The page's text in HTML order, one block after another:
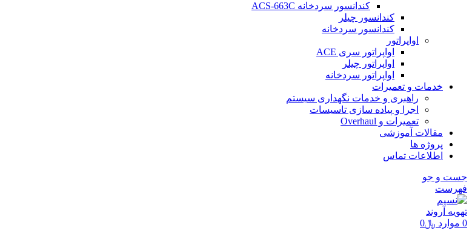
کندانسور سردخانه ACS-663C
کندانسور چیلر
کندانسور سردخانه
اواپراتور
اواپراتور سری ACE
اواپراتور چیلر
اواپراتور سردخانه
خدمات و تعمیرات
راهبری و خدمات نگهداری سیستم
اجرا و پیاده سازی تاسیسات
تعمیرات و Overhaul
مقالات آموزشی
پروژه ها
اطلاعات تماس
جست و جو
فهرست
0 موارد ﷼0